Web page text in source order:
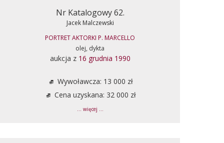
Nr Katalogowy 62.
Jacek Malczewski
PORTRET AKTORKI P. MARCELLO
olej, dykta
aukcja z 16 grudnia 1990
Wywoławcza: 13 000 zł
Cena uzyskana: 32 000 zł
... więcej ...